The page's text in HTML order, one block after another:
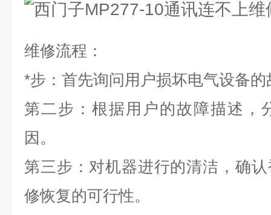
维修流程：
*步：首先询问用户损坏电气设备
第二步：根据用户的故障描述，
因。
第三步：对机器进行的清洁，确
修恢复的可行性。